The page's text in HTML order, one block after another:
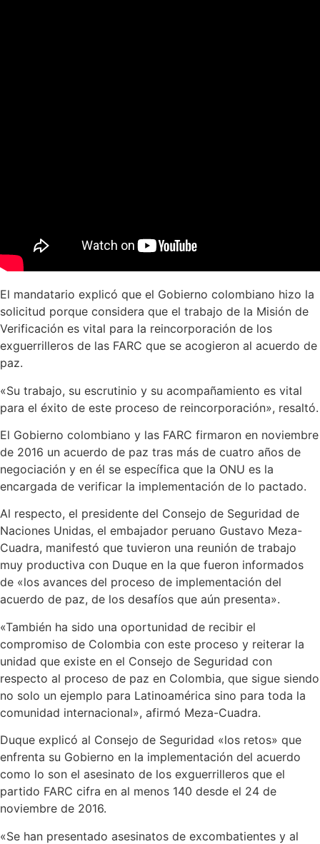
El mandatario explicó que el Gobierno colombiano hizo la
solicitud porque considera que el trabajo de la Misión de
Verificación es vital para la reincorporación de los
exguerrilleros de las FARC que se acogieron al acuerdo de
paz.
«Su trabajo, su escrutinio y su acompañamiento es vital
para el éxito de este proceso de reincorporación», resaltó.
El Gobierno colombiano y las FARC firmaron en noviembre
de 2016 un acuerdo de paz tras más de cuatro años de
negociación y en él se específica que la ONU es la
encargada de verificar la implementación de lo pactado.
Al respecto, el presidente del Consejo de Seguridad de
Naciones Unidas, el embajador peruano Gustavo Meza-
Cuadra, manifestó que tuvieron una reunión de trabajo
muy productiva con Duque en la que fueron informados
de «los avances del proceso de implementación del
acuerdo de paz, de los desafíos que aún presenta».
«También ha sido una oportunidad de recibir el
compromiso de Colombia con este proceso y reiterar la
unidad que existe en el Consejo de Seguridad con
respecto al proceso de paz en Colombia, que sigue siendo
no solo un ejemplo para Latinoamérica sino para toda la
comunidad internacional», afirmó Meza-Cuadra.
Duque explicó al Consejo de Seguridad «los retos» que
enfrenta su Gobierno en la implementación del acuerdo
como lo son el asesinato de los exguerrilleros que el
partido FARC cifra en al menos 140 desde el 24 de
noviembre de 2016.
«Se han presentado asesinatos de excombatientes y al